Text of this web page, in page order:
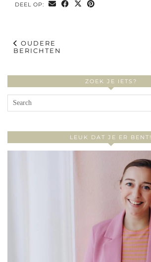
DEEL OP:
OUDERE
BERICHTEN
ZOEK JE IETS?
LEUK DAT JE ER BENT!